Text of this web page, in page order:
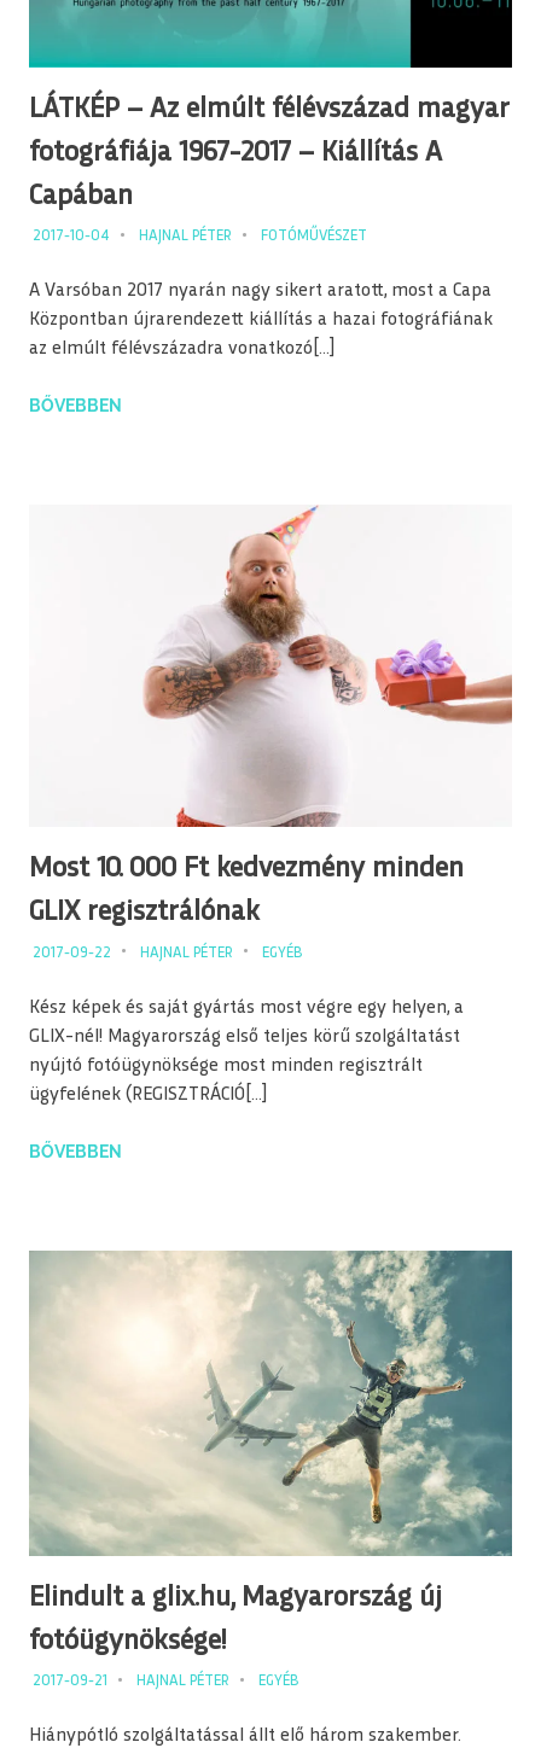
LÁTKÉP – Az elmúlt félévszázad magyar
fotográfiája 1967-2017 – Kiállítás A
Capában
2017-10-04 HAJNAL PÉTER FOTÓMŰVÉSZET
A Varsóban 2017 nyarán nagy sikert aratott, most a Capa
Központban újrarendezett kiállítás a hazai fotográfiának
az elmúlt félévszázadra vonatkozó[…]
BŐVEBBEN
Most 10. 000 Ft kedvezmény minden
GLIX regisztrálónak
2017-09-22 HAJNAL PÉTER EGYÉB
Kész képek és saját gyártás most végre egy helyen, a
GLIX-nél! Magyarország első teljes körű szolgáltatást
nyújtó fotóügynöksége most minden regisztrált
ügyfelének (REGISZTRÁCIÓ[…]
BŐVEBBEN
Elindult a glix.hu, Magyarország új
fotóügynöksége!
2017-09-21 HAJNAL PÉTER EGYÉB
Hiánypótló szolgáltatással állt elő három szakember.